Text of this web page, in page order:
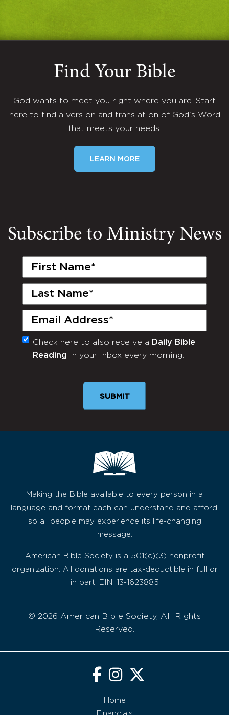
Find Your Bible
God wants to meet you right where you are. Start
here to find a version and translation of God's Word
that meets your needs.
LEARN MORE
Subscribe to Ministry News
First
Last
Email
(Required)
Monthly
Newsletter
Check here to also receive a Daily Bible
Reading in your inbox every morning.
Making the Bible available to every person in a
language and format each can understand and afford,
so all people may experience its life-changing
message.
American Bible Society is a 501(c)(3) nonprofit
organization. All donations are tax-deductible in full or
in part. EIN: 13-1623885
© 2026 American Bible Society, All Rights
Reserved.
Home
Financials